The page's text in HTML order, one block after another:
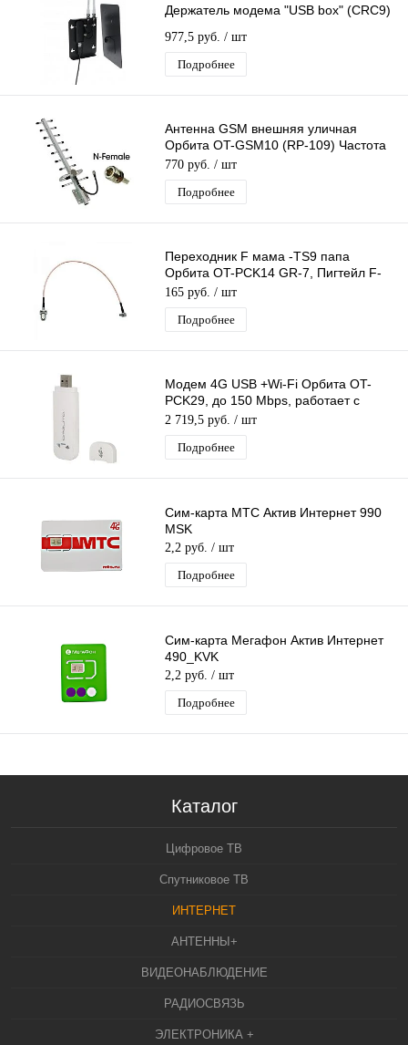
Держатель модема "USB box" (CRC9)
977,5 руб. / шт
Подробнее
Антенна GSM внешняя уличная
Орбита OT-GSM10 (RP-109) Частота
800-960Мгц, 13дБ, наружная
770 руб. / шт
Подробнее
Переходник F мама -TS9 папа
Орбита OT-PCK14 GR-7, Пигтейл F-
female-TS9-male, Адаптер для
модемов,
165 руб. / шт
Подробнее
Модем 4G USB +Wi-Fi Орбита OT-
PCK29, до 150 Mbps, работает с
любыми операторами без
прописывания
2 719,5 руб. / шт
Подробнее
Сим-карта МТС Актив Интернет 990
MSK
2,2 руб. / шт
Подробнее
Сим-карта Мегафон Актив Интернет
490_KVK
2,2 руб. / шт
Подробнее
Каталог
Цифровое ТВ
Спутниковое ТВ
ИНТЕРНЕТ
АНТЕННЫ+
ВИДЕОНАБЛЮДЕНИЕ
РАДИОСВЯЗЬ
ЭЛЕКТРОНИКА +